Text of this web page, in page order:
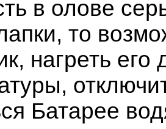
в олове
то
нагреть его
Батарее